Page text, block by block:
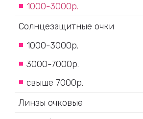
1000-3000р.
Солнцезащитные очки
1000-3000р.
3000-7000р.
свыше 7000р.
Линзы очковые